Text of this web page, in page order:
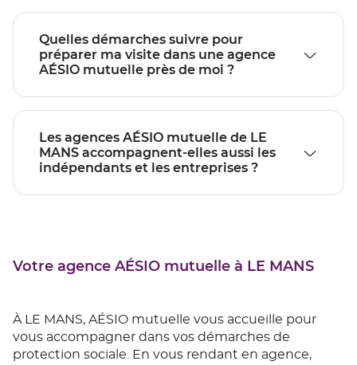
Quelles démarches suivre pour
préparer ma visite dans une agence
AÉSIO mutuelle près de moi ?
Les agences AÉSIO mutuelle de LE
MANS accompagnent-elles aussi les
indépendants et les entreprises ?
Votre agence AÉSIO mutuelle à LE MANS
À LE MANS, AÉSIO mutuelle vous accueille pour
vous accompagner dans vos démarches de
protection sociale. En vous rendant en agence,